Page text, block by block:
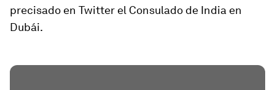
precisado en Twitter el Consulado de India en
Dubái.